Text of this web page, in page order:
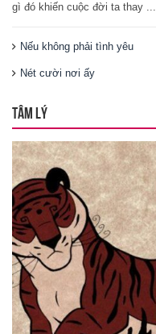
gì đó khiến cuộc đời ta thay ...
Nếu không phải tình yêu
Nét cười nơi ấy
TÂM LÝ